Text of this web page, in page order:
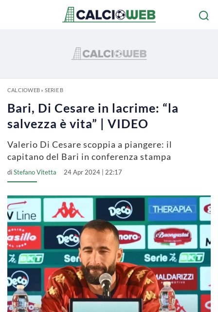
CALCIOWEB» SERIE B
Bari, Di Cesare in lacrime: “la
salvezza è vita” | VIDEO
Valerio Di Cesare scoppia a piangere: il
capitano del Bari in conferenza stampa
diStefano Vitetta 24 Apr 2024 | 22:17